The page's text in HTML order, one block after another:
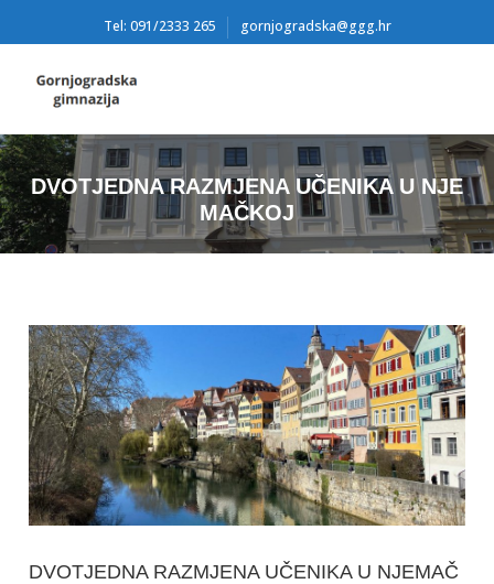
Tel: 091/2333 265 gornjogradska@ggg.hr
DVOTJEDNA RAZMJENA UČENIKA U NJE
MAČKOJ
DVOTJEDNA RAZMJENA UČENIKA U NJEMAČ